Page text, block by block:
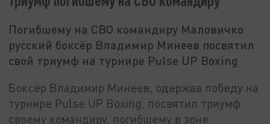
Погибшему на СВО командиру Маловичко
русский боксёр Владимир Минеев посвятил
свой триумф на турнире Pulse UP Boxing
Боксёр Владимир Минеев, одержав победу на
турнире Pulse UP Boxing, посвятил триумф
своему командиру, погибшему в зоне